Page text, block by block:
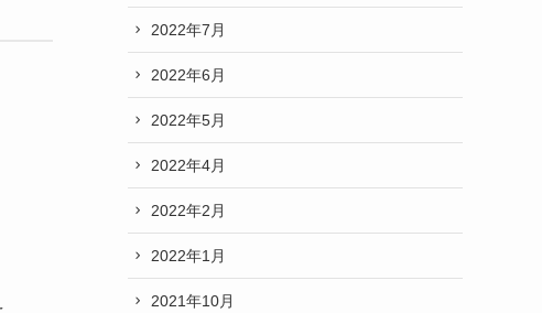
2022年7月
2022年6月
2022年5月
2022年4月
2022年2月
2022年1月
2021年10月